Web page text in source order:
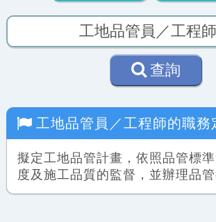
查詢
工地品管員／工程師的職務
擬定工地品管計畫，依照品管標
度及施工品質的監督，並辦理品